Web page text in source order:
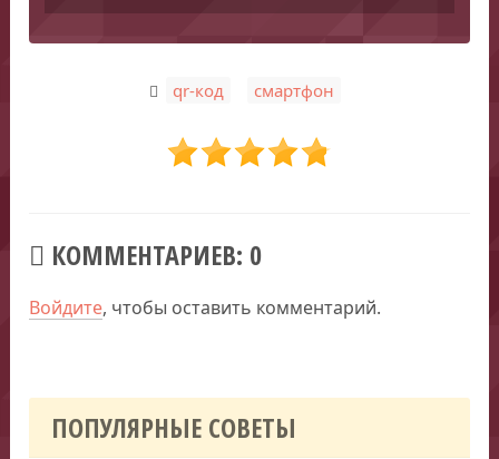
qr-код смартфон
КОММЕНТАРИЕВ: 0
Войдите, чтобы оставить комментарий.
ПОПУЛЯРНЫЕ СОВЕТЫ